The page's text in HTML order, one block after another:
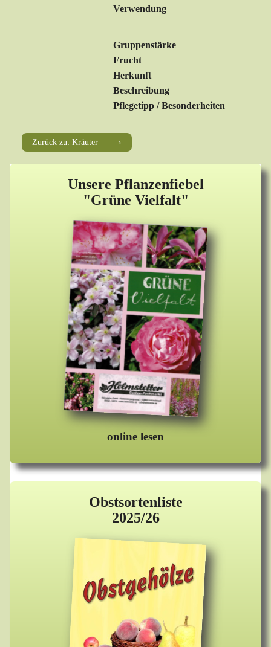
Unsere Pflanzenfiebel
"Grüne Vielfalt"
online lesen
Obstsortenliste
2025/26
Verwendung
Gruppenstärke
Frucht
Herkunft
Beschreibung
Pflegetipp / Besonderheiten
Zurück zu: Kräuter